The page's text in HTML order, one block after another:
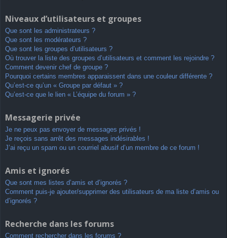
Niveaux d’utilisateurs et groupes
Que sont les administrateurs ?
Que sont les modérateurs ?
Que sont les groupes d’utilisateurs ?
Où trouver la liste des groupes d’utilisateurs et comment les rejoindre ?
Comment devenir chef de groupe ?
Pourquoi certains membres apparaissent dans une couleur différente ?
Qu’est-ce qu’un « Groupe par défaut » ?
Qu’est-ce que le lien « L’équipe du forum » ?
Messagerie privée
Je ne peux pas envoyer de messages privés !
Je reçois sans arrêt des messages indésirables !
J’ai reçu un spam ou un courriel abusif d’un membre de ce forum !
Amis et ignorés
Que sont mes listes d’amis et d’ignorés ?
Comment puis-je ajouter/supprimer des utilisateurs de ma liste d’amis ou
d’ignorés ?
Recherche dans les forums
Comment rechercher dans les forums ?